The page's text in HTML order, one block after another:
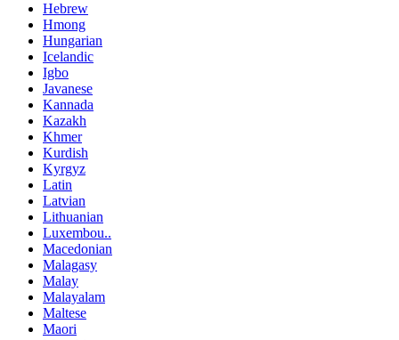
Hebrew
Hmong
Hungarian
Icelandic
Igbo
Javanese
Kannada
Kazakh
Khmer
Kurdish
Kyrgyz
Latin
Latvian
Lithuanian
Luxembou..
Macedonian
Malagasy
Malay
Malayalam
Maltese
Maori